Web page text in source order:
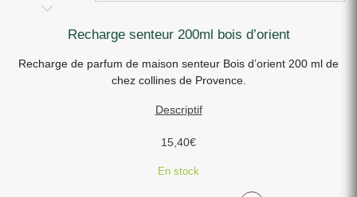
recharge senteur 200ml bois d’orient
Recharge de parfum de maison senteur Bois d’orient 200 ml de
chez collines de Provence.
Descriptif
15,40€
En stock